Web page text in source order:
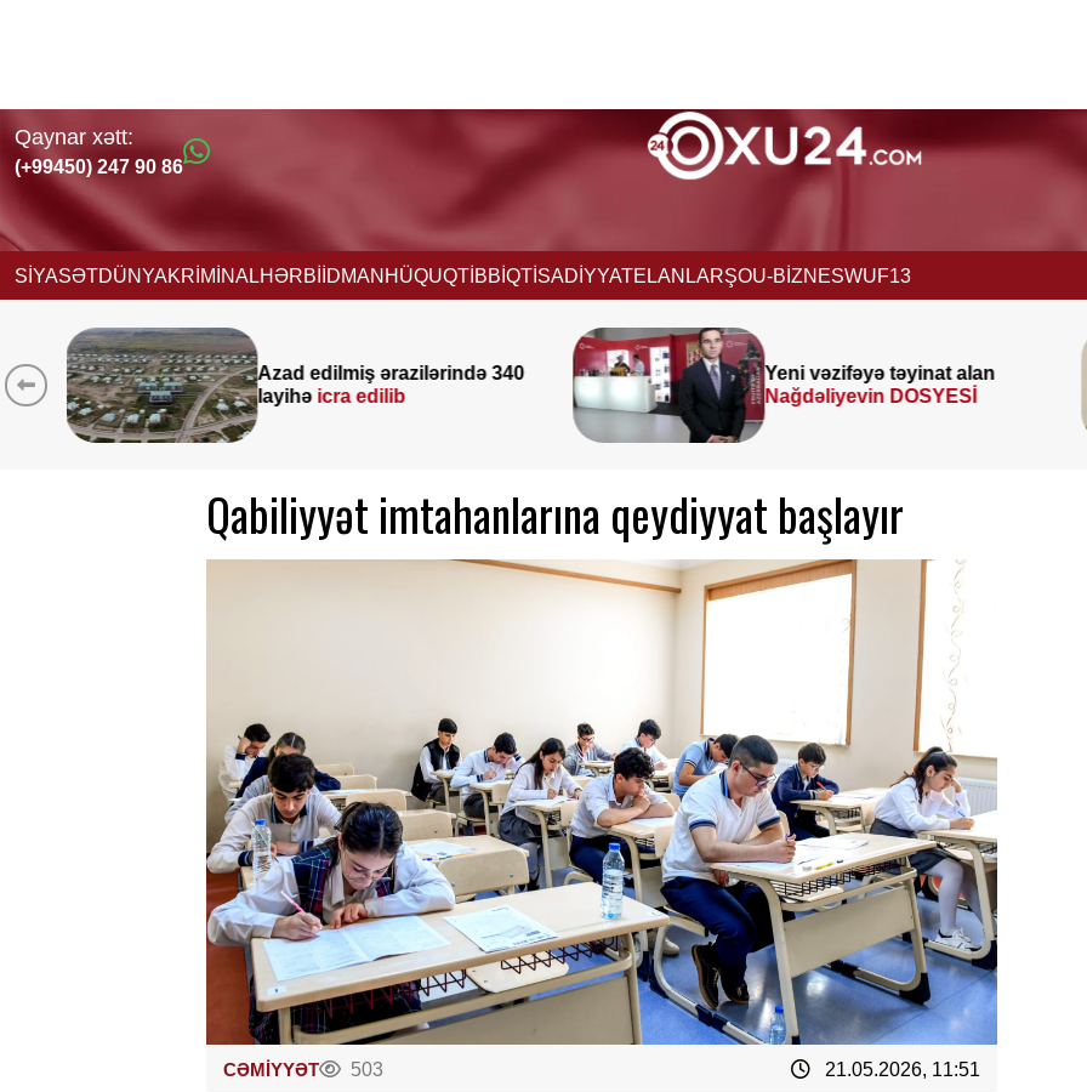
Qaynar xətt:
(+99450) 247 90 86
SİYASƏTDÜNYAKRİMİNAL HƏRBİİDMANHÜQUQTİBBİQTİSADİYYATELANLARŞOU-BİZNESWUF13
340
Yeni vəzifəyə təyinat alan
Nağdəliyevin DOSYESİ
PrezidentSƏRƏNCAM
İMZALADI
Qabiliyyət imtahanlarına qeydiyyat başlayır
CƏMİYYƏT 503 21.05.2026, 11:51